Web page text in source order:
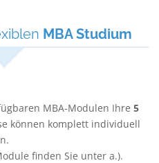
MBA Studium
MBA-Modulen Ihre 5
können komplett individuell
finden Sie unter a.).